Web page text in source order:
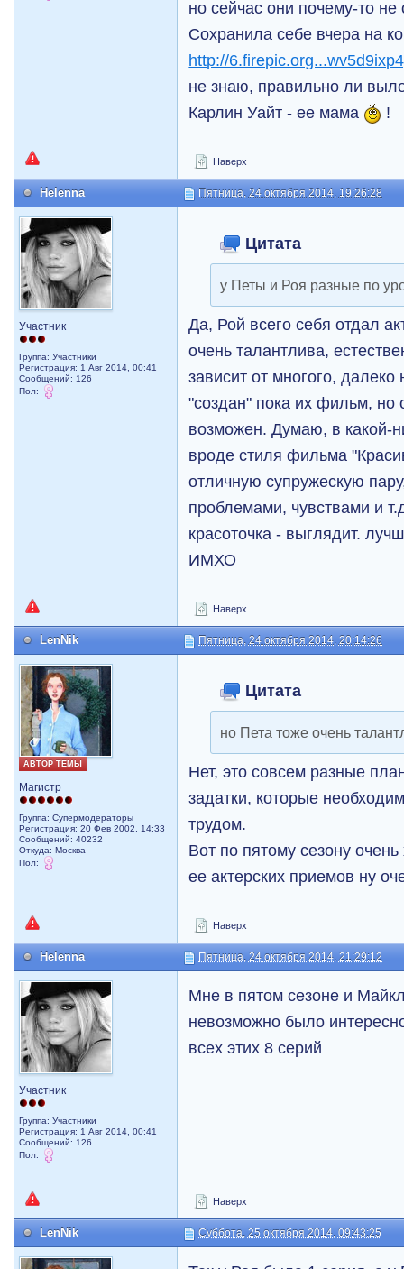
но сейчас они почему-то
Сохранила себе вчера на
http://
не знаю, правильно ли
Карлин Уайт - ее мама
!
Наверх
Helenna Пятница, 24 октября 2014, 19:26:28
Участник
Группа: Участники
Регистрация: 1 Авг 2014, 00:41
Сообщений: 126
Пол:
Цитата
у Петы и Роя разные по
Да, Рой всего себя отдал
очень талантлива,
зависит от многого, далеко
"создан" пока их фильм, но
возможен. Думаю, в какой-
вроде стиля фильма
отличную супружескую
проблемами, чувствами и
красоточка - выглядит.
ИМХО
Наверх
LenNik Пятница, 24 октября 2014, 20:14:26
АВТОР ТЕМЫ
Магистр
Группа: Супермодераторы
Регистрация: 20 Фев 2002, 14:33
Сообщений: 40232
Откуда: Москва
Пол:
Цитата
но Пета тоже очень
Нет, это совсем разные
задатки, которые
трудом.
Вот по пятому сезону
ее актерских приемов ну
Наверх
Helenna Пятница, 24 октября 2014, 21:29:12
Участник
Группа: Участники
Регистрация: 1 Авг 2014, 00:41
Сообщений: 126
Пол:
Мне в пятом сезоне и
невозможно было
всех этих 8 серий
Наверх
LenNik Суббота, 25 октября 2014, 09:43:25